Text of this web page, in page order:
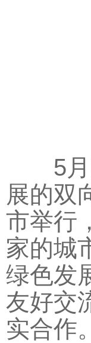
5月
展的双
市举行
家的城
绿色发
友好交
实合作。